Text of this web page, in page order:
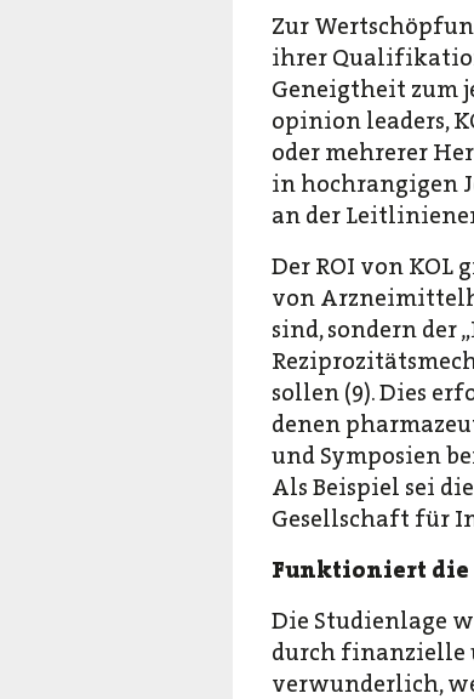
Zur
ihrer
Geneigtheit zum
opinion leaders,
oder mehrerer
in hochrangigen
an der
Der ROI von
von
sind, sondern der
sollen (9). Dies
denen
und Symposien
Als Beispiel sei
Gesellschaft für
Funktioniert
Die Studienlage
durch finanzielle
verwunderlich,